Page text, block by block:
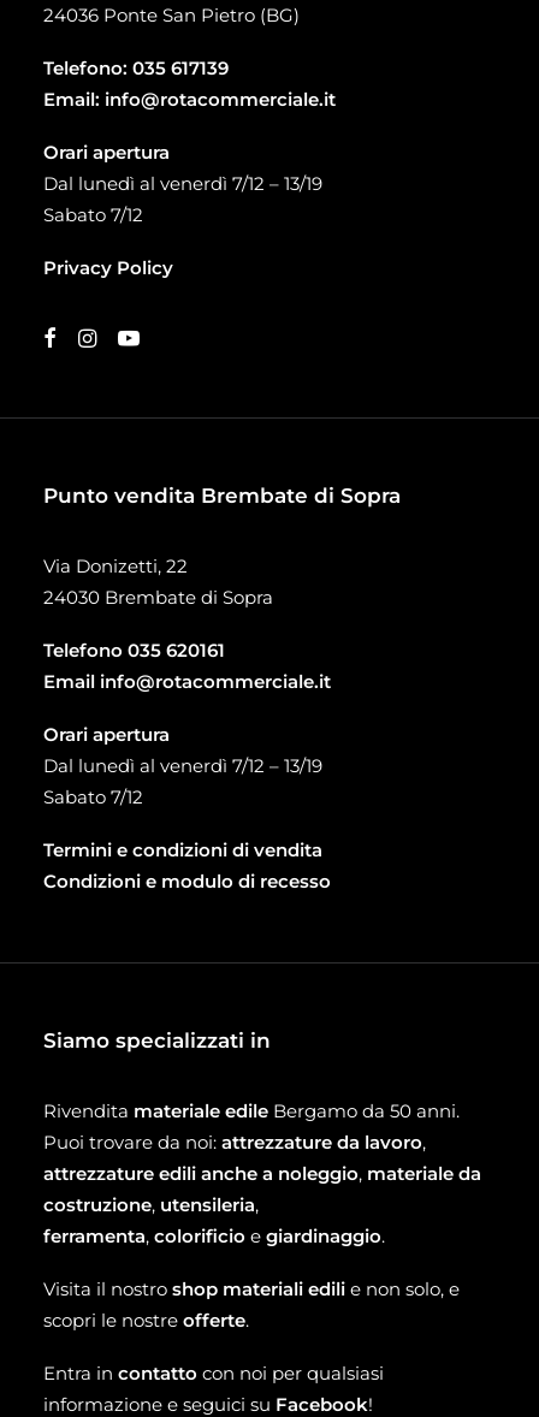
24036 Ponte San Pietro (BG)
Telefono: 035 617139
Email: info@rotacommerciale.it
Orari apertura
Dal lunedì al venerdì 7/12 – 13/19
Sabato 7/12
Privacy Policy
Punto vendita Brembate di Sopra
Via Donizetti, 22
24030 Brembate di Sopra
Telefono 035 620161
Email info@rotacommerciale.it
Orari apertura
Dal lunedì al venerdì 7/12 – 13/19
Sabato 7/12
Termini e condizioni di vendita
Condizioni e modulo di recesso
Siamo specializzati in
Rivendita materiale edile Bergamo da 50 anni.
Puoi trovare da noi: attrezzature da lavoro,
attrezzature edili anche a noleggio, materiale da
costruzione, utensileria,
ferramenta, colorificio e giardinaggio.
Visita il nostro shop materiali edili e non solo, e
scopri le nostre offerte.
Entra in contatto con noi per qualsiasi
informazione e seguici su Facebook!